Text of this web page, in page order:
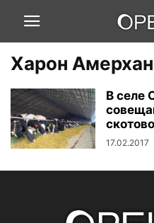
Харон
В селе
17.02.2017